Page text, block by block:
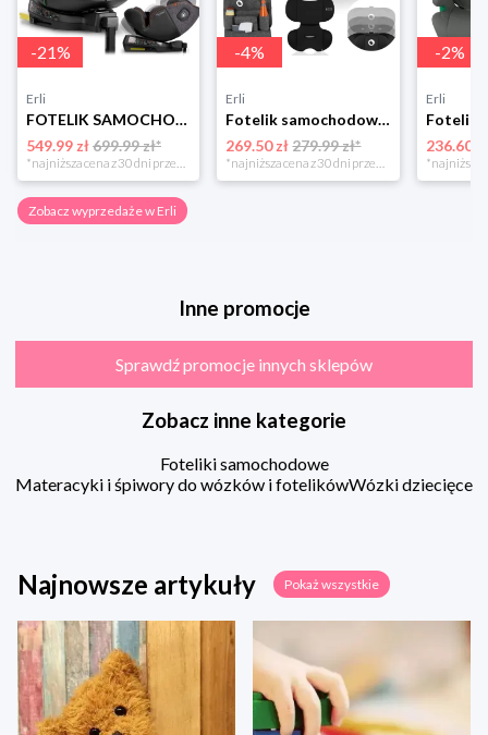
-21%
Erli
FOTELIK SAMOCHODOWY OBROTOWY z NOGĄ 0-36KG ISOFIX NUKIDO I-SIZE 40-150cm
549.99 zł699.99 zł*
-4%
Erli
Fotelik samochodowy 76-150cm SZEROKIE SIEDZISKO 9-36kg Lionelo LEVI I-SIZE
269.50 zł 279.99 zł*
-2%
Erli
236.60 zł
Zobacz wyprzedaże w Erli
Inne promocje
Sprawdź promocje innych sklepów
Zobacz inne kategorie
Foteliki samochodowe
Materacyki i śpiwory do wózków i fotelikówWózki dziecięce
Najnowsze artykuły Pokaż wszystkie